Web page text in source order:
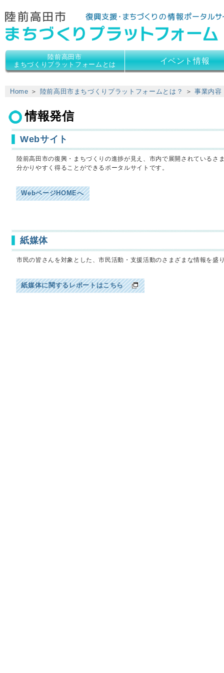
陸前高田市
まちづくりプラットフォームとは
イベント情報
Home ＞ 陸前高田市まちづくりプラットフォームとは？ ＞事業内容
情報発信
Webサイト
陸前高田市の復興・まちづくりの進捗が見え、市内で展開されているさ
分かりやすく得ることができるポータルサイトです。
WebページHOMEへ
紙媒体
市民の皆さんを対象とした、市民活動・支援活動のさまざまな情報を盛
紙媒体に関するレポートはこちら